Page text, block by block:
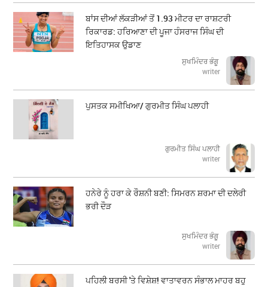
ਬਾਂਸ ਦੀਆਂ ਲੱਕੜੀਆਂ ਤੋਂ 1.93 ਮੀਟਰ ਦਾ ਰਾਸ਼ਟਰੀ
ਰਿਕਾਰਡ: ਹਰਿਆਣਾ ਦੀ ਪੂਜਾ ਹੰਸਰਾਜ ਸਿੰਘ ਦੀ
ਇਤਿਹਾਸਕ ਉਡਾਣ
ਸੁਖਮਿੰਦਰ ਭੰਗੂ
writer
ਪੁਸਤਕ ਸਮੀਖਿਆ/ ਗੁਰਮੀਤ ਸਿੰਘ ਪਲਾਹੀ
ਗੁਰਮੀਤ ਸਿੰਘ ਪਲਾਹੀ
writer
ਹਨੇਰੇ ਨੂੰ ਹਰਾ ਕੇ ਰੌਸ਼ਨੀ ਬਣੀ: ਸਿਮਰਨ ਸ਼ਰਮਾ ਦੀ ਦਲੇਰੀ
ਭਰੀ ਦੌੜ
ਸੁਖਮਿੰਦਰ ਭੰਗੂ
writer
ਪਹਿਲੀ ਬਰਸੀ 'ਤੇ ਵਿਸ਼ੇਸ਼! ਵਾਤਾਵਰਨ ਸੰਭਾਲ ਮਾਹਰ ਬਹੁ